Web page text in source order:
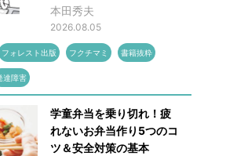
本田秀夫
2026.08.05
フォレスト出版 フクチマミ 書籍抜粋
達障害
学童弁当を乗り切れ！疲
れないお弁当作り5つのコ
ツ＆安全対策の基本